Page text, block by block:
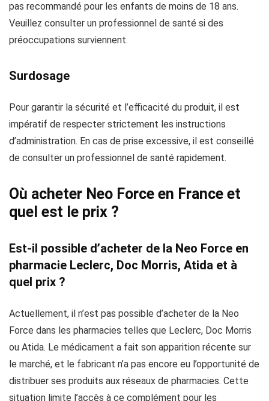
pas recommandé pour les enfants de moins de 18 ans.
Veuillez consulter un professionnel de santé si des
préoccupations surviennent.
Surdosage
Pour garantir la sécurité et l’efficacité du produit, il est
impératif de respecter strictement les instructions
d’administration. En cas de prise excessive, il est conseillé
de consulter un professionnel de santé rapidement.
Où acheter Neo Force en France et
quel est le prix ?
Est-il possible d’acheter de la Neo Force en
pharmacie Leclerc, Doc Morris, Atida et à
quel prix ?
Actuellement, il n’est pas possible d’acheter de la Neo
Force dans les pharmacies telles que Leclerc, Doc Morris
ou Atida. Le médicament a fait son apparition récente sur
le marché, et le fabricant n’a pas encore eu l’opportunité de
distribuer ses produits aux réseaux de pharmacies. Cette
situation limite l’accès à ce complément pour les